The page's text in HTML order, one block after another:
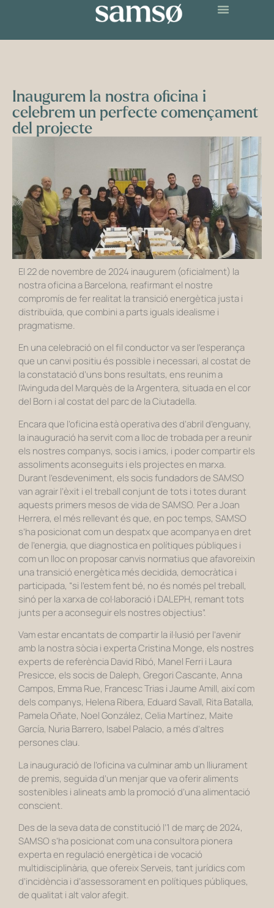
Inaugurem la nostra oficina i
celebrem un perfecte començament
del projecte
El 22 de novembre de 2024 inaugurem (oficialment) la
nostra oficina a Barcelona, reafirmant el nostre
compromís de fer realitat la transició energètica justa i
distribuïda, que combini a parts iguals idealisme i
pragmatisme.
En una celebració on el fil conductor va ser l’esperança
que un canvi positiu és possible i necessari, al costat de
la constatació d’uns bons resultats, ens reunim a
l’Avinguda del Marquès de la Argentera, situada en el cor
del Born i al costat del parc de la Ciutadella.
Encara que l’oficina està operativa des d’abril d’enguany,
la inauguració ha servit com a lloc de trobada per a reunir
els nostres companys, socis i amics, i poder compartir els
assoliments aconseguits i els projectes en marxa.
Durant l’esdeveniment, els socis fundadors de SAMSO
van agrair l’èxit i el treball conjunt de tots i totes durant
aquests primers mesos de vida de SAMSO. Per a Joan
Herrera, el més rellevant és que, en poc temps, SAMSO
s’ha posicionat com un despatx que acompanya en dret
de l’energia, que diagnostica en polítiques públiques i
com un lloc on proposar canvis normatius que afavoreixin
una transició energètica més decidida, democràtica i
participada, “si l’estem fent bé, no és només pel treball,
sinó per la xarxa de col·laboració i DALEPH, remant tots
junts per a aconseguir els nostres objectius”.
Vam estar encantats de compartir la il·lusió per l’avenir
amb la nostra sòcia i experta Cristina Monge, els nostres
experts de referència David Ribó, Manel Ferri i Laura
Presicce, els socis de Daleph, Gregori Cascante, Anna
Campos, Emma Rue, Francesc Trias i Jaume Amill, així com
dels companys, Helena Ribera, Eduard Savall, Rita Batalla,
Pamela Oñate, Noel González, Celia Martínez, Maite
García, Nuria Barrero, Isabel Palacio, a més d’altres
persones clau.
La inauguració de l’oficina va culminar amb un lliurament
de premis, seguida d’un menjar que va oferir aliments
sostenibles i alineats amb la promoció d’una alimentació
conscient.
Des de la seva data de constitució l’1 de març de 2024,
SAMSO s’ha posicionat com una consultora pionera
experta en regulació energètica i de vocació
multidisciplinària, que ofereix Serveis, tant jurídics com
d’incidència i d’assessorament en polítiques públiques,
de qualitat i alt valor afegit.